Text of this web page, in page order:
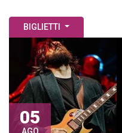
BIGLIETTI
05